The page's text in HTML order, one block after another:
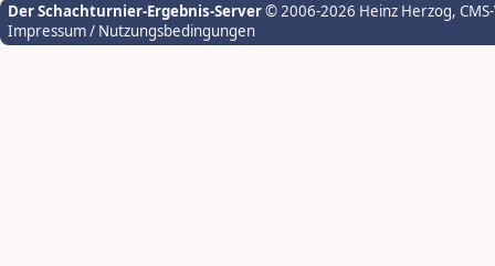
Der Schachturnier-Ergebnis-Server© 2006-2026 Heinz Herzog,
Impressum / Nutzungsbedingungen